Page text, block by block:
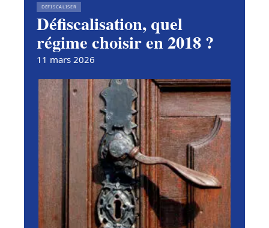
DÉFISCALISER
Défiscalisation, quel
régime choisir en 2018 ?
11 mars 2026